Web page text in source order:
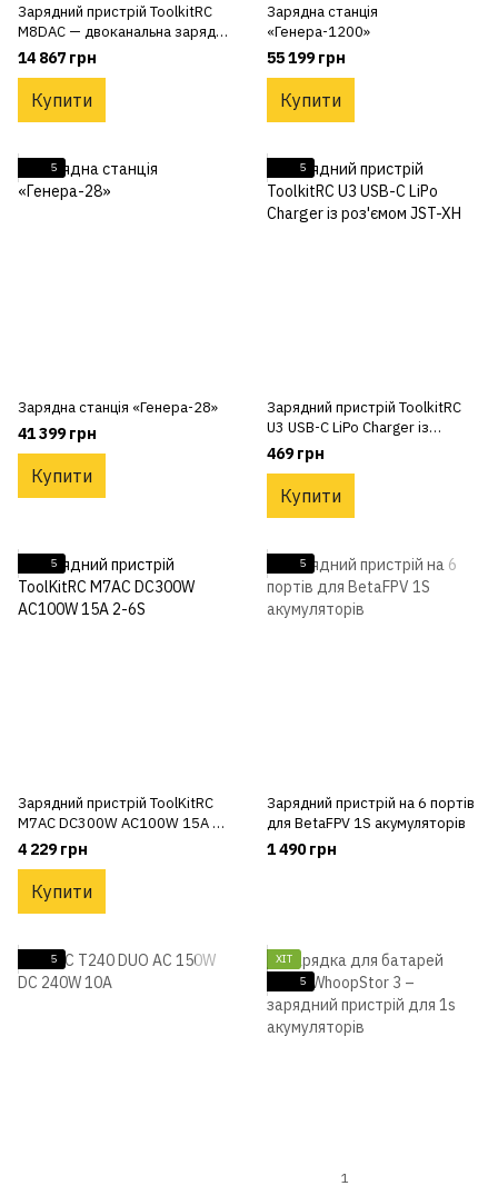
Зарядний пристрій ToolkitRC
M8DAC — двоканальна зарядка
на 1200W та 50A
14 867 грн
Купити
Зарядна станція
«Генера-1200»
55 199 грн
Купити
5
Зарядна станція «Генера-28»
41 399 грн
Купити
5
Зарядний пристрій ToolkitRC
U3 USB-C LiPo Charger із
роз'ємом JST-XH
469 грн
Купити
5
Зарядний пристрій ToolKitRC
M7AC DC300W AC100W 15A 2-
6S
4 229 грн
Купити
5
Зарядний пристрій на 6 портів
для BetaFPV 1S акумуляторів
1 490 грн
5
ХІТ
5
1